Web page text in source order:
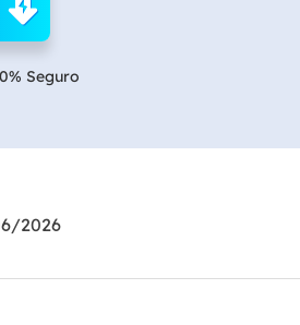
Exchange Recovery
Restaurar & Reparar archivos EDB.
Recuperar particiones eliminadas o
Recuperar correo electrónico de Outlook.
MS SQL Recovery
Seguro
2026